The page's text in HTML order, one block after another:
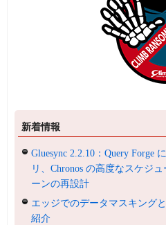
新着情報
Gluesync 2.2.10：Query Forge
リ、Chronos の高度なスケジ
ーンの再設計
エッジでのデータマスキング
紹介